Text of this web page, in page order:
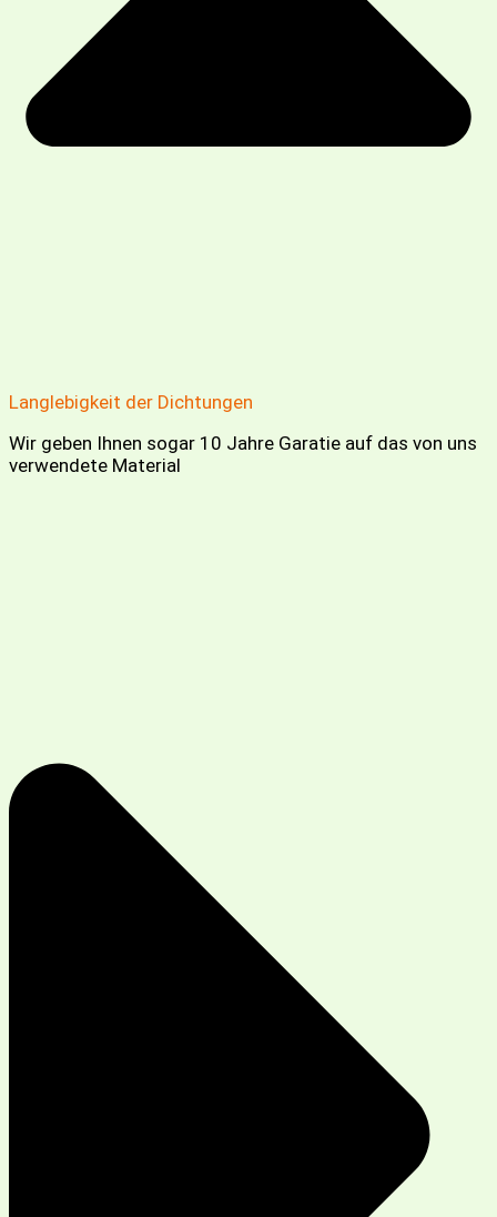
Langlebigkeit der Dichtungen
Wir geben Ihnen sogar 10 Jahre Garatie auf das von uns
verwendete Material